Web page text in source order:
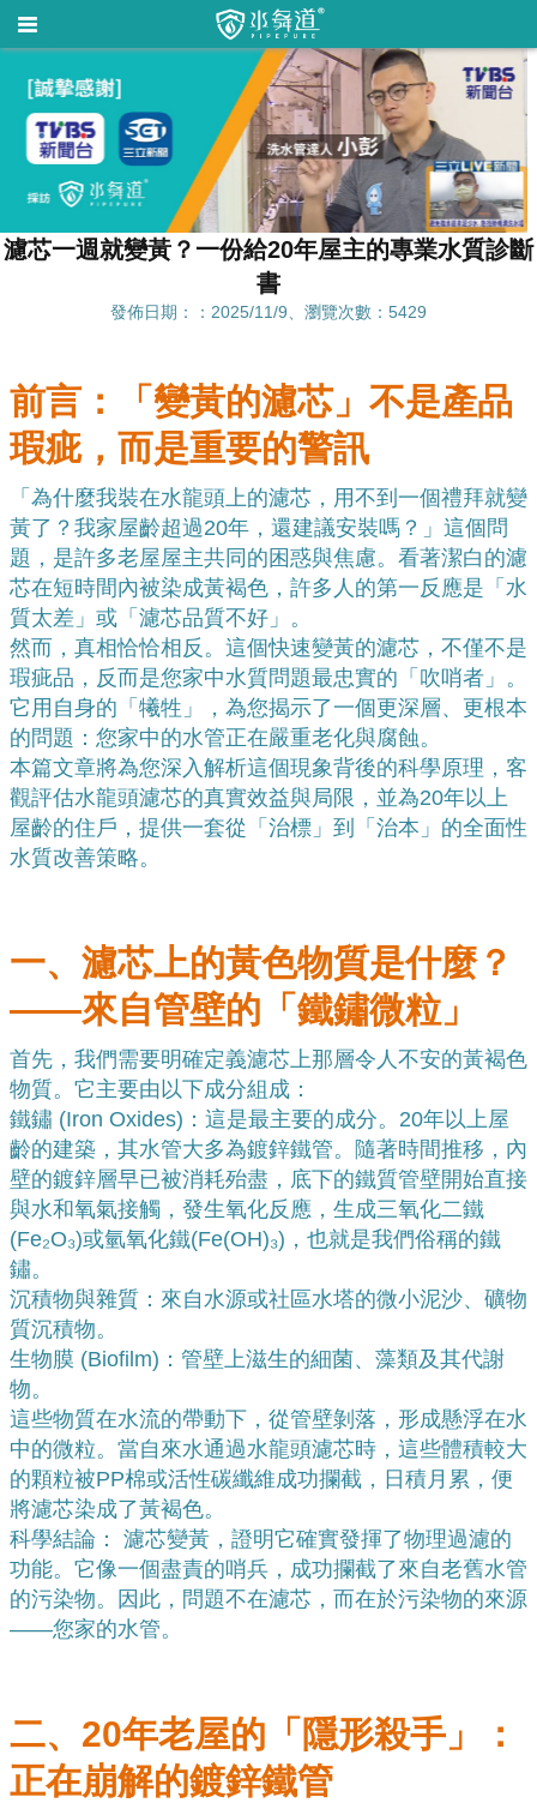
濾芯一週就變黃？一份給20年屋主的專業水質診斷
書
發佈日期：：2025/11/9、瀏覽次數：5429
前言：「變黃的濾芯」不是產品
瑕疵，而是重要的警訊
「為什麼我裝在水龍頭上的濾芯，用不到一個禮拜就變
黃了？我家屋齡超過20年，還建議安裝嗎？」這個問
題，是許多老屋屋主共同的困惑與焦慮。看著潔白的濾
芯在短時間內被染成黃褐色，許多人的第一反應是「水
質太差」或「濾芯品質不好」。
然而，真相恰恰相反。這個快速變黃的濾芯，不僅不是
瑕疵品，反而是您家中水質問題最忠實的「吹哨者」。
它用自身的「犧牲」，為您揭示了一個更深層、更根本
的問題：您家中的水管正在嚴重老化與腐蝕。
本篇文章將為您深入解析這個現象背後的科學原理，客
觀評估水龍頭濾芯的真實效益與局限，並為20年以上
屋齡的住戶，提供一套從「治標」到「治本」的全面性
水質改善策略。
一、濾芯上的黃色物質是什麼？
——來自管壁的「鐵鏽微粒」
首先，我們需要明確定義濾芯上那層令人不安的黃褐色
物質。它主要由以下成分組成：
鐵鏽 (Iron Oxides)：這是最主要的成分。20年以上屋
齡的建築，其水管大多為鍍鋅鐵管。隨著時間推移，內
壁的鍍鋅層早已被消耗殆盡，底下的鐵質管壁開始直接
與水和氧氣接觸，發生氧化反應，生成三氧化二鐵
(Fe₂O₃)或氫氧化鐵(Fe(OH)₃)，也就是我們俗稱的鐵
鏽。
沉積物與雜質：來自水源或社區水塔的微小泥沙、礦物
質沉積物。
生物膜 (Biofilm)：管壁上滋生的細菌、藻類及其代謝
物。
這些物質在水流的帶動下，從管壁剝落，形成懸浮在水
中的微粒。當自來水通過水龍頭濾芯時，這些體積較大
的顆粒被PP棉或活性碳纖維成功攔截，日積月累，便
將濾芯染成了黃褐色。
科學結論： 濾芯變黃，證明它確實發揮了物理過濾的
功能。它像一個盡責的哨兵，成功攔截了來自老舊水管
的污染物。因此，問題不在濾芯，而在於污染物的來源
——您家的水管。
二、20年老屋的「隱形殺手」：
正在崩解的鍍鋅鐵管